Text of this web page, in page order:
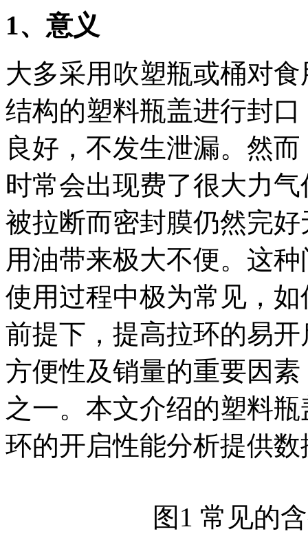
1、意义
大多采用吹塑瓶或桶对
结构的塑料瓶盖进行封
良好，不发生泄漏。然
时常会出现费了很大力
被拉断而密封膜仍然完
用油带来极大不便。这
使用过程中极为常见，
前提下，提高拉环的易
方便性及销量的重要因
之一。本文介绍的塑料
环的开启性能分析提供
图1 常见的